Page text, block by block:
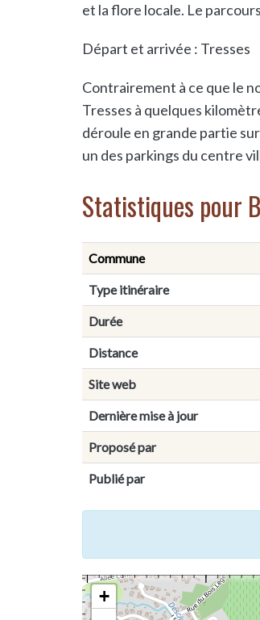
et la flore locale. Le
Départ et arrivée : Tresses
Contrairement à ce que le
Tresses à quelques
déroule en grande partie
un des parkings du centre
Statistiques pour
Commune
Type itinéraire
Durée
Distance
Site web
Dernière mise à jour
Proposé par
Publié par
+